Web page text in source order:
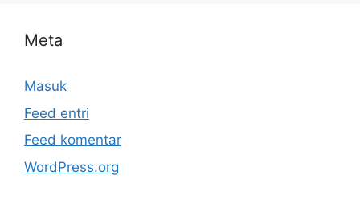
Meta
Masuk
Feed entri
Feed komentar
WordPress.org